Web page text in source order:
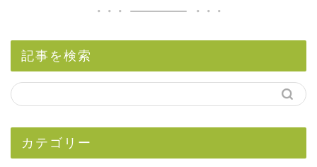
記事を検索
カテゴリー